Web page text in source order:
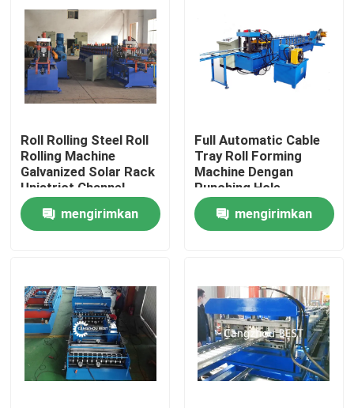
Rumah
Tentang kami
Tur Pabrik
Roll Rolling Steel Roll
Rolling Machine
Galvanized Solar Rack
Unistrict Channel
mengirimkan
Full Automatic Cable
Tray Roll Forming
Machine Dengan
Punching Hole
mengirimkan